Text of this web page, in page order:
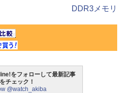
DDR3メモリ
をフォローして最新記事
をチェック！
@watch_akiba